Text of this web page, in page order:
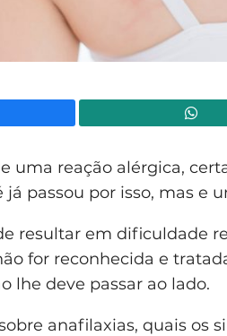
uma reação alérgica,
passou por isso, mas e
resultar em dificuldade
for reconhecida e
lhe deve passar ao lado.
anafilaxias, quais os